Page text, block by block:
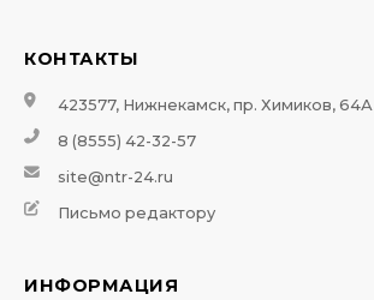
КОНТАКТЫ
423577, Нижнекамск, пр. Химиков, 64А
8 (8555) 42-32-57
site@ntr-24.ru
Письмо редактору
ИНФОРМАЦИЯ